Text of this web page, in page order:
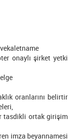
onaylı şirket yetki
oranlarını belirtir
ortak girişim
imza beyannamesi